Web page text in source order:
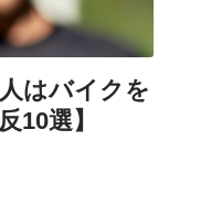
はバイクを
10選】